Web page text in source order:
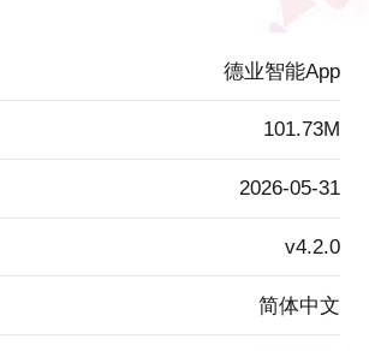
德业智能App
101.73M
2026-05-31
v4.2.0
简体中文